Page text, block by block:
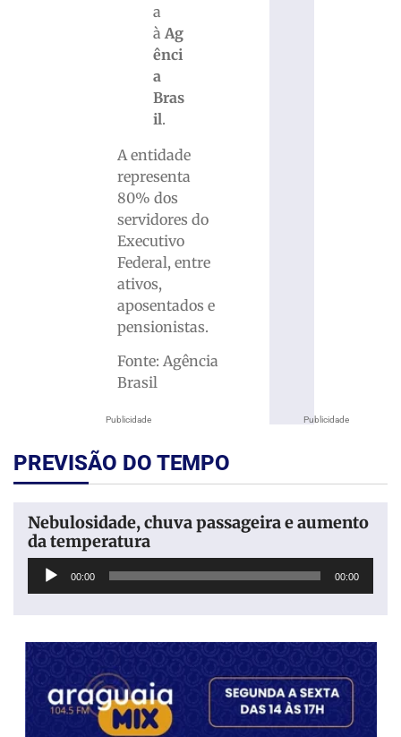
Publicidade
a
àAg
ênci
a
Bras
il.
A entidade
representa
80% dos
servidores do
Executivo
Federal, entre
ativos,
aposentados e
pensionistas.
Fonte: Agência
Brasil
Publicidade
PREVISÃO DO TEMPO
Nebulosidade, chuva passageira e aumento
da temperatura
Tocador
00:00 00:00